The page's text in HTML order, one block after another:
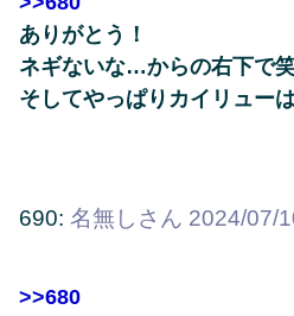
ありがとう！
ネギないな…からの右下で
そしてやっぱりカイリュー
690: 名無しさん 2024/07/
>>680